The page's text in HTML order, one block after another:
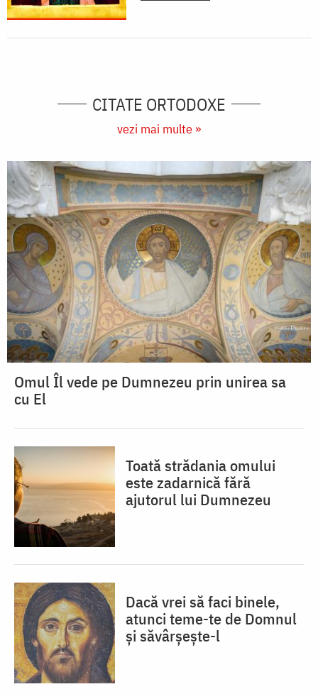
CITATE ORTODOXE
vezi mai multe »
Omul Îl vede pe Dumnezeu prin unirea sa
cu El
Toată strădania omului
este zadarnică fără
ajutorul lui Dumnezeu
Dacă vrei să faci binele,
atunci teme-te de Domnul
și săvârșește-l